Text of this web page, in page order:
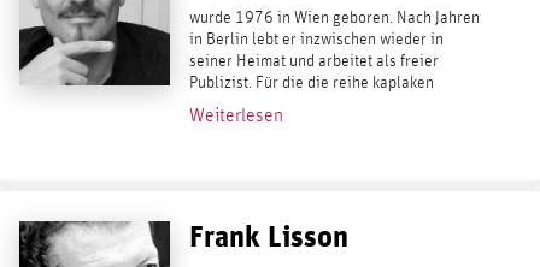
wurde 1976 in Wien geboren. Nach Jahren
in Berlin lebt er inzwischen wieder in
seiner Heimat und arbeitet als freier
Publizist. Für die die reihe kaplaken
verfaßte er bei Antaios die Bände 22 -
Besetztes Gelände. Deutschland im Film...
Weiterlesen
Frank Lisson